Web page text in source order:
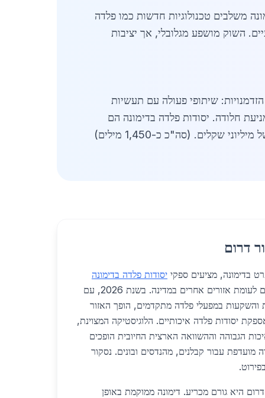
גת, עם אספקה תוך 48 שעות. יסודות פלדה בדימונה משלבים טכנולוגיות חדשות כמו פלדה
השוק מושפע מגלובלי, אך יציבות
שיתופי פעולה עם תעשיות
חלודה. יסודות פלדה בדימונה הם
דרום
בדימונה, מציעים ספקי יסודות פלדה בדימונה
יתרונות תחרותיים משמעותיים לעומת אזורים אחרים במדינה. בשנת 2026, עם
במפעלי פלדה מתקדמים, הופך האזור
יסודות פלדה איכותיים. הלוגיסטיקה המצוינת,
הגבוהה וההשוואה הארצית החיובית הופכים
מועדפת עבור קבלנים, מהנדסים ובונים. נסקור
היא גורם מכריע. דימונה ממוקמת באופן